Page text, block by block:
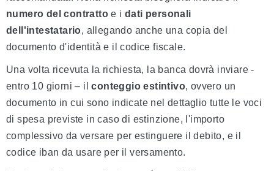
numero del contratto e i dati personali
dell'intestatario, allegando anche una copia del
documento d'identità e il codice fiscale.
Una volta ricevuta la richiesta, la banca dovrà inviare -
entro 10 giorni – ilconteggio estintivo, ovvero un
documento in cui sono indicate nel dettaglio tutte le voci
di spesa previste in caso di estinzione, l'importo
complessivo da versare per estinguere il debito, e il
codice iban da usare per il versamento.